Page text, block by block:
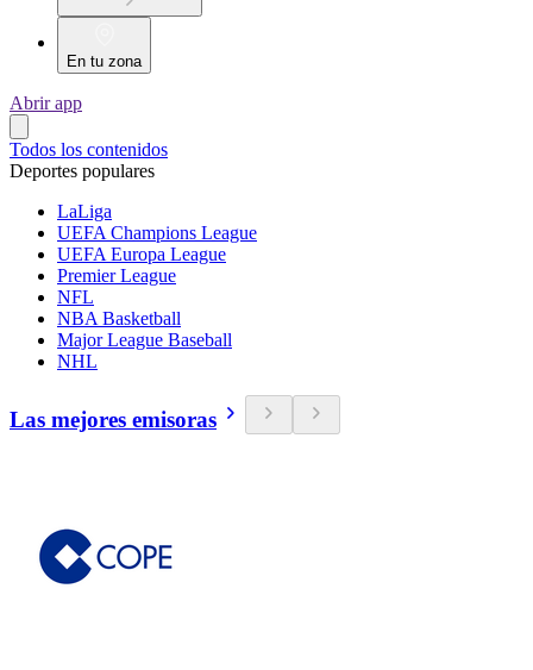
En tu zona
Abrir app
Todos los contenidos
Deportes populares
LaLiga
UEFA Champions League
UEFA Europa League
Premier League
NFL
NBA Basketball
Major League Baseball
NHL
Las mejores emisoras